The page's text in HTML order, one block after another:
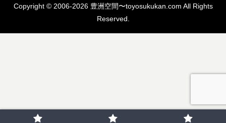
Copyright © 2006-2026 豊洲空間〜toyosukukan.com All Rights
Reserved.